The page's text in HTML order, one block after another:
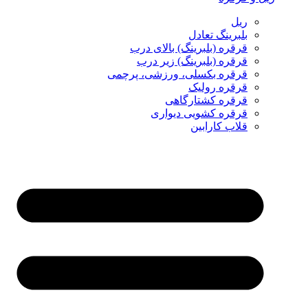
ریل
بلبرینگ تعادل
قرقره (بلبرینگ) بالای درب
قرقره (بلبرینگ) زیر درب
قرقره بکسلی، ورزشی، پرچمی
قرقره رولیک
قرقره کشتارگاهی
قرقره کشویی دیواری
قلاب کارابین